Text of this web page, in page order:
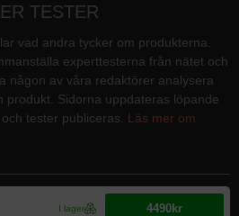
I lager 4490kr
TESTER
vad andra tycker om produkterna.
experttesterna från nätet och
någon av våra redaktörer analysera
produkt. Sidorna uppdateras löpande
tester publiceras. Läs mer om
av Quality Unlimited. Alla rättigheter
reserverade.